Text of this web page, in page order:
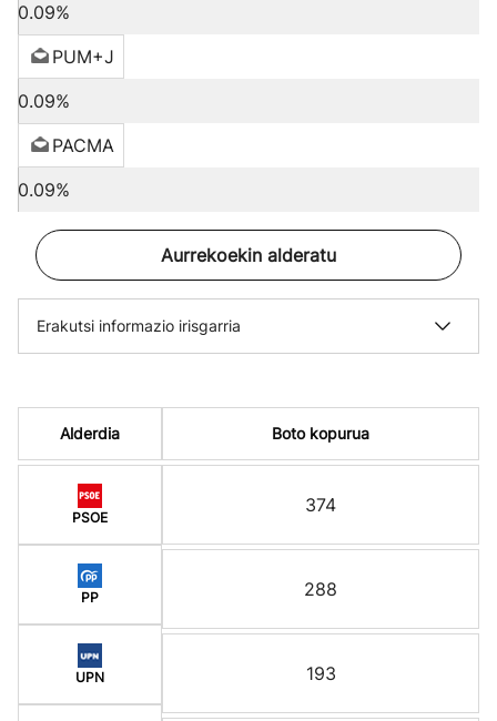
0.09%
PUM+J
0.09%
PACMA
0.09%
Aurrekoekin alderatu
Erakutsi informazio irisgarria
Alderdia
PSOE
PP
UPN
Boto kopurua
374
288
193